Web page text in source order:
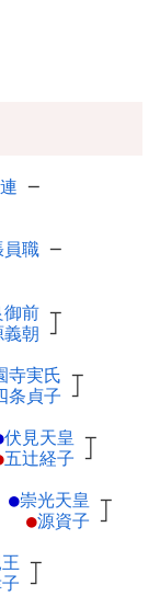
─
員職 ─
御前 ┬
義朝 ┘
寺実氏 ┬
条貞子 ┘
伏見天皇 ┬
五辻経子 ┘
●崇光天皇 ┬
●源資子 ┘
┬
┘